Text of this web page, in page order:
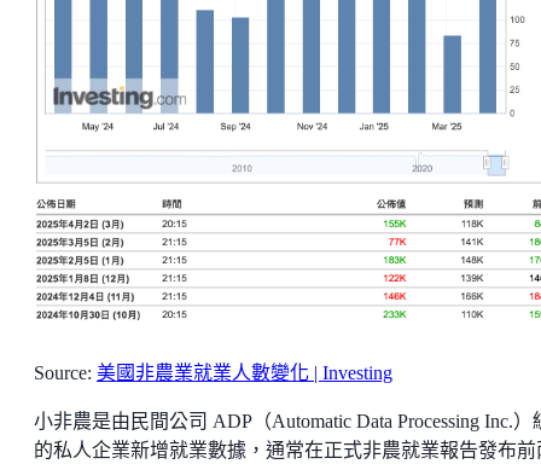
Source: 美國非農業就業人數變化 | Investing
小非農是由民間公司 ADP（Automatic Data Processing Inc.）
的私人企業新增就業數據，通常在正式非農就業報告發布前